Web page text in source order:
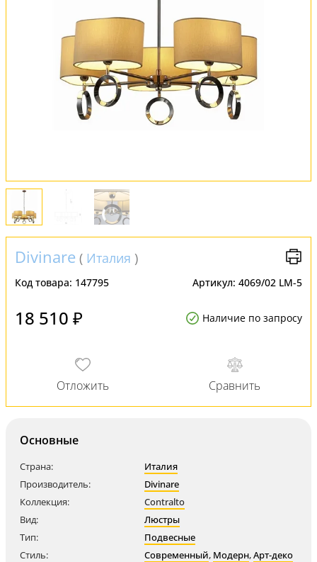
Отзывы
Divinare ( Италия )
Код товара: 147795 Артикул: 4069/02 LM-5
18 510 ₽ Наличие по запросу
Основные
Страна:
Италия
Производитель:
Divinare
Коллекция:
Contralto
Вид:
Люстры
Тип:
Подвесные
Стиль:
Современный, Модерн,Арт-деко